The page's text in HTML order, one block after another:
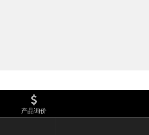
产品询价